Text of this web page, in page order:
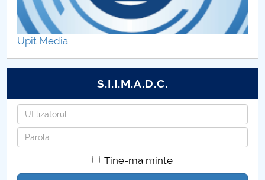
Upit Media
S.I.I.M.A.D.C.
Utilizatorul
Parola
Tine-ma minte